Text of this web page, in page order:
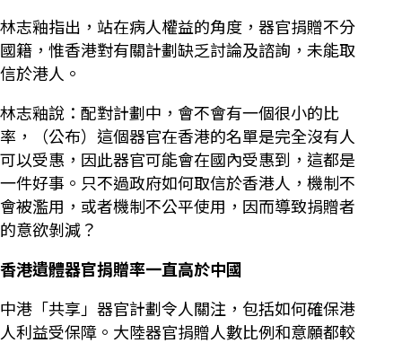
林志釉指出，站在病人權益的角度，器官捐贈不分
國籍，惟香港對有關計劃缺乏討論及諮詢，未能取
信於港人。
林志釉說：配對計劃中，會不會有一個很小的比
率，（公布）這個器官在香港的名單是完全沒有人
可以受惠，因此器官可能會在國內受惠到，這都是
一件好事。只不過政府如何取信於香港人，機制不
會被濫用，或者機制不公平使用，因而導致捐贈者
的意欲剝減？
香港遺體器官捐贈率一直高於中國
中港「共享」器官計劃令人關注，包括如何確保港
人利益受保障。大陸器官捐贈人數比例和意願都較